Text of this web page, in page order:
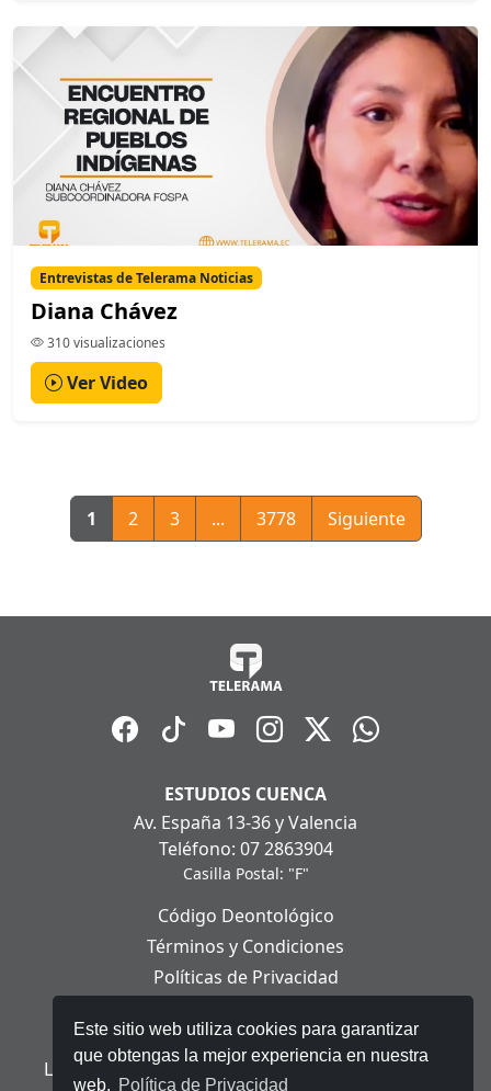
Este sitio web utiliza cookies para garantizar
que obtengas la mejor experiencia en nuestra
web. Política de Privacidad
Entrevistas de Telerama Noticias
Diana Chávez
310 visualizaciones
Ver Video
1 2 3 ... 3778 Siguiente
ESTUDIOS CUENCA
Av. España 13-36 y Valencia
Teléfono: 07 2863904
Casilla Postal: "F"
Código Deontológico
Términos y Condiciones
Políticas de Privacidad
Aviso Legal
Ley Orgánica de Protección de Datos Personales